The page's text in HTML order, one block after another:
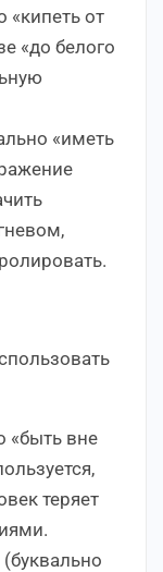
«кипеть от
«до белого
«иметь
«быть вне
теряет
(буквально